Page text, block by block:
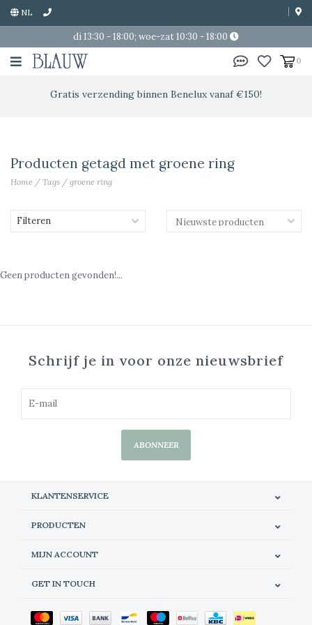
NL
di 13:30 - 18:00; woe-zat 10:30 - 18:00
0
Gratis verzending binnen Benelux vanaf €150!
Producten getagd met groene ring
Home / Tags / groene ring
Filteren
Geen producten gevonden!...
Schrijf je in voor onze nieuwsbrief
ABONNEER
KLANTENSERVICE
PRODUCTEN
MIJN ACCOUNT
GET IN TOUCH